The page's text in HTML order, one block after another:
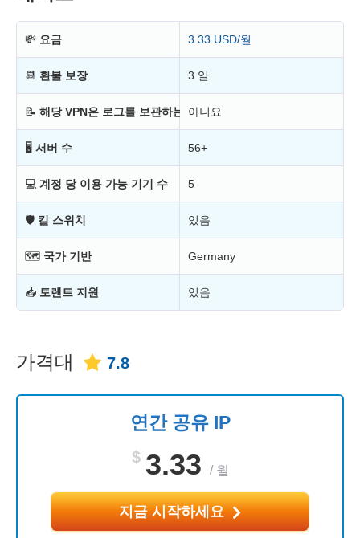
💸 요금 3.33 USD/월
📆 환불 보장 3 일
📝 해당 VPN은 로그를 보관하는가?아니요
🖥 서버 수 56+
💻 계정 당 이용 가능 기기 수 5
🛡 킬 스위치 있음
🗺 국가 기반 Germany
📥 토렌트 지원 있음
가격대 7.8
연간 공유 IP
$ 3.33 / 월
지금 시작하세요